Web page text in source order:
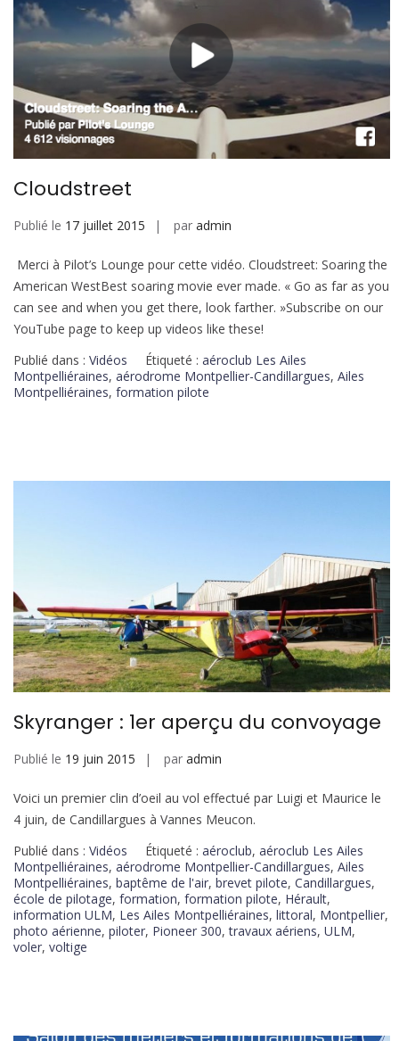
Cloudstreet
Publié le 17 juillet 2015 par admin
Merci à Pilot’s Lounge pour cette vidéo. Cloudstreet: Soaring the
American WestBest soaring movie ever made. « Go as far as you
can see and when you get there, look farther. »Subscribe on our
YouTube page to keep up videos like these!
Publié dans : Vidéos Étiqueté : aéroclub Les Ailes
Montpelliéraines, aérodrome Montpellier-Candillargues, Ailes
Montpelliéraines, formation pilote
Skyranger : 1er aperçu du convoyage
Publié le 19 juin 2015 par admin
Voici un premier clin d’oeil au vol effectué par Luigi et Maurice le
4 juin, de Candillargues à Vannes Meucon.
Publié dans : Vidéos Étiqueté : aéroclub, aéroclub Les Ailes
Montpelliéraines, aérodrome Montpellier-Candillargues, Ailes
Montpelliéraines, baptême de l'air, brevet pilote, Candillargues,
école de pilotage, formation, formation pilote, Hérault,
information ULM, Les Ailes Montpelliéraines, littoral, Montpellier,
photo aérienne, piloter, Pioneer 300,travaux aériens, ULM,
voler, voltige